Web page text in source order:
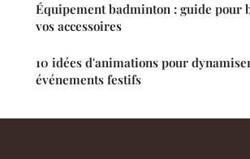
Équipement badminton : guide pour
vos accessoires
10 idées d'animations pour
événements festifs